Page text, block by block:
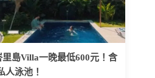
島Villa一晚最低600元！含
人泳池！